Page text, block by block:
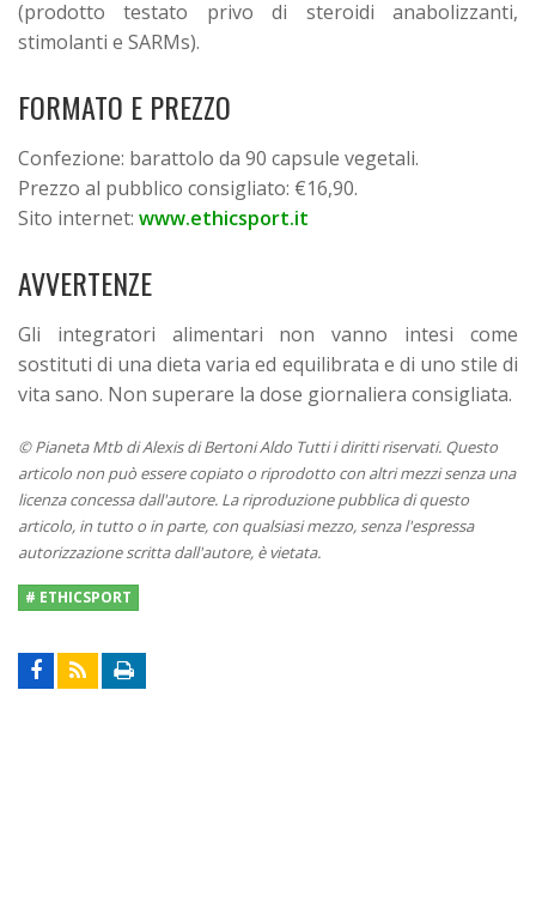
(prodotto testato privo di steroidi anabolizzanti,
stimolanti e SARMs).
FORMATO E PREZZO
Confezione: barattolo da 90 capsule vegetali.
Prezzo al pubblico consigliato: €16,90.
Sito internet: www.ethicsport.it
AVVERTENZE
Gli integratori alimentari non vanno intesi come
sostituti di una dieta varia ed equilibrata e di uno stile di
vita sano. Non superare la dose giornaliera consigliata.
© Pianeta Mtb di Alexis di Bertoni Aldo Tutti i diritti riservati. Questo
articolo non può essere copiato o riprodotto con altri mezzi senza una
licenza concessa dall'autore. La riproduzione pubblica di questo
articolo, in tutto o in parte, con qualsiasi mezzo, senza l'espressa
autorizzazione scritta dall'autore, è vietata.
# ETHICSPORT